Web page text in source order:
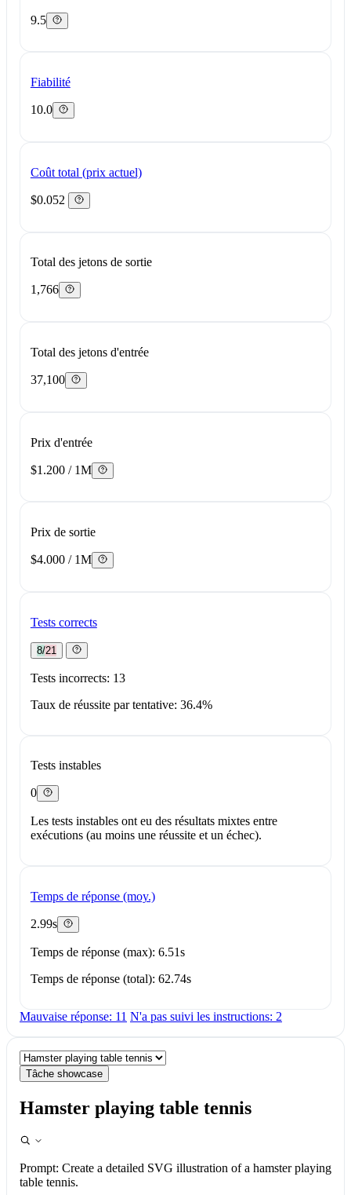
9.5
Fiabilité
10.0
Coût total (prix actuel)
$0.052
Total des jetons de sortie
1,766
Total des jetons d'entrée
37,100
Prix d'entrée
$1.200 / 1M
Prix de sortie
$4.000 / 1M
Tests corrects
8/21
Tests incorrects: 13
Taux de réussite par tentative: 36.4%
Tests instables
0
Les tests instables ont eu des résultats mixtes entre
exécutions (au moins une réussite et un échec).
Temps de réponse (moy.)
2.99s
Temps de réponse (max): 6.51s
Temps de réponse (total): 62.74s
Mauvaise réponse: 11 N'a pas suivi les instructions: 2
Tâche showcase
Hamster playing table tennis
Prompt: Create a detailed SVG illustration of a hamster playing
table tennis.